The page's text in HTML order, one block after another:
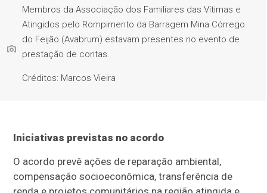
Membros da Associação dos Familiares das Vítimas e
Atingidos pelo Rompimento da Barragem Mina Córrego
do Feijão (Avabrum) estavam presentes no evento de
prestação de contas.
Créditos: Marcos Vieira
Iniciativas previstas no acordo
O acordo prevê ações de reparação ambiental,
compensação socioeconômica, transferência de